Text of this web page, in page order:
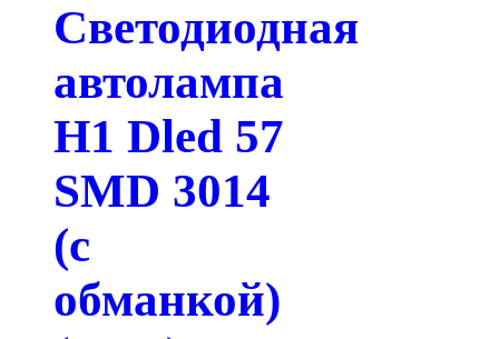
Светодиодная
автолампа
H1 Dled 57
SMD 3014
(с
обманкой)